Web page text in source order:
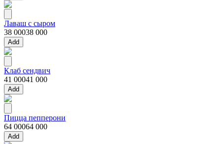
Лаваш с сыром
38 00038 000
Add
Клаб сендвич
41 00041 000
Add
Пицца пепперони
64 00064 000
Add